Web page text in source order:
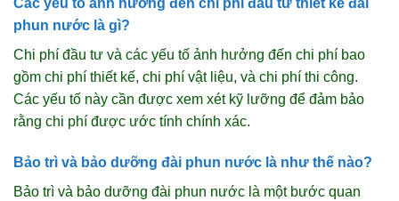
Các yếu tố ảnh hưởng đến chi phí đầu tư thiết kế đài
phun nước là gì?
Chi phí đầu tư và các yếu tố ảnh hưởng đến chi phí bao
gồm chi phí thiết kế, chi phí vật liệu, và chi phí thi công.
Các yếu tố này cần được xem xét kỹ lưỡng để đảm bảo
rằng chi phí được ước tính chính xác.
Bảo trì và bảo dưỡng đài phun nước là như thế nào?
Bảo trì và bảo dưỡng đài phun nước là một bước quan